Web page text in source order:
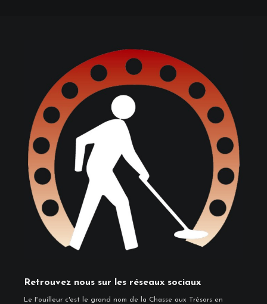
Retrouvez nous sur les réseaux sociaux
Le Fouilleur c'est le grand nom de la Chasse aux Trésors en